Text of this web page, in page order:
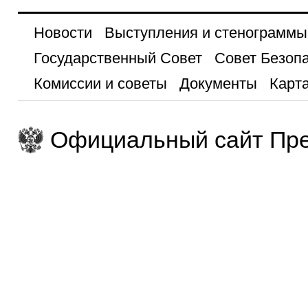
Новости
Выступления и стенограммы
Государственный Совет
Совет
Комиссии и советы
Документы
Официальный сайт